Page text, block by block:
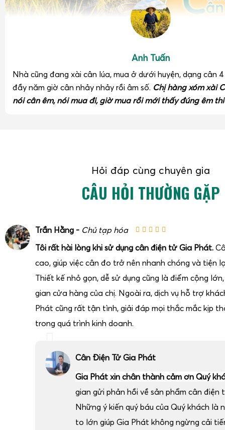
lớn. Mặt bàn cân thường rộng hơn, khung cân chắc chắn,
tốt. Độ chia có thể từ 5g đến 10g, phù hợp với các giao
giá trị tính theo lô. Việc tích hợp chức năng tính tiền giúp
Anh Tuấn
Nhà cũng đang xài cân lúa, mua ở dưới huyện, dạng cân
đầy năm giờ cân nhảy nhảy rồi âm số. Chị hàng xóm xài
nói cân êm, nói mua đi, giờ mua rồi mới thấy đúng êm
Hỏi đáp cùng chuyên gia
CÂU HỎI THƯỜNG GẶP
Trần Hằng - Chủ tạp hóa
Tôi rất hài lòng khi sử dụng cân điện tử Gia Phát.
cao, giúp việc cân đo trở nên nhanh chóng và tiện
Thiết kế nhỏ gọn, dễ sử dụng cũng là điểm cộng
gian cửa hàng của chị. Ngoài ra, dịch vụ hỗ trợ
Phát cũng rất tận tình, giải đáp mọi thắc mắc kịp
trong quá trình kinh doanh.
Cân Điện Tử Gia Phát
Gia Phát xin chân thành cảm ơn Quý
gian gửi phản hồi về sản phẩm cân điện
Những ý kiến quý báu của Quý khách là
to lớn giúp Gia Phát không ngừng cải